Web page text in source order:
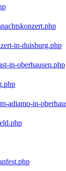
in-duisburg.php
in-oberhausen.php
adiamo-in-